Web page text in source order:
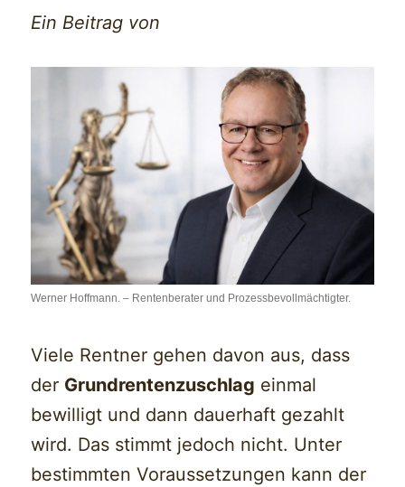
Ein Beitrag von
Werner Hoffmann. – Rentenberater und Prozessbevollmächtigter.
Viele Rentner gehen davon aus, dass
der Grundrentenzuschlag einmal
bewilligt und dann dauerhaft gezahlt
wird. Das stimmt jedoch nicht. Unter
bestimmten Voraussetzungen kann der